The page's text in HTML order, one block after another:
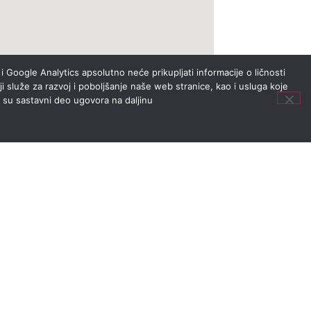
Analytics apsolutno neće prikupljati informacije o ličnosti
za razvoj i poboljšanje naše web stranice, kao i usluga koje
sastavni deo ugovora na daljinu